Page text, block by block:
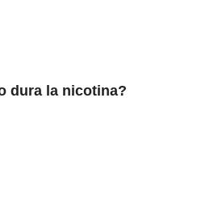
dura la nicotina?